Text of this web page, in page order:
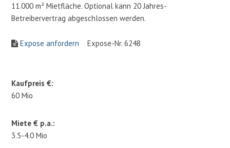
11.000 m² Mietfläche. Optional kann 20 Jahres-
Betreibervertrag abgeschlossen werden.
Expose anfordern Expose-Nr. 6248
Kaufpreis €:
60 Mio
Miete € p.a.:
3.5-4.0 Mio